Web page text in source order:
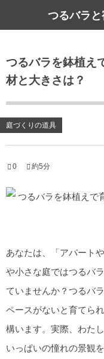
つるバラ
つるバラを鉢植え
材と大きさは？
庭づくりの道具
0 約5分
あなたは、「アパート
や小さな庭ではつるバ
ていませんか？つるバ
ペースがないと育てら
構います。実際、わた
いっぱいの憧れの景観